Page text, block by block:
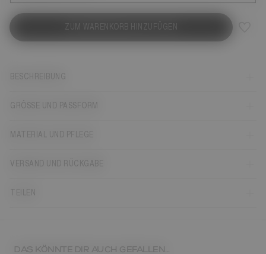
ZUM WARENKORB HINZUFÜGEN
BESCHREIBUNG
GRÖSSE UND PASSFORM
MATERIAL UND PFLEGE
VERSAND UND RÜCKGABE
TEILEN
DAS KÖNNTE DIR AUCH GEFALLEN...